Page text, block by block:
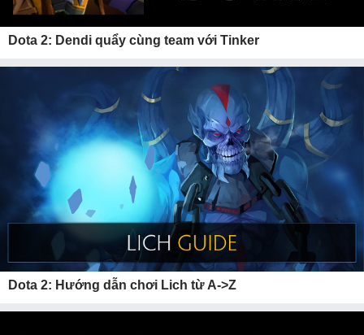
Dota 2: Dendi quẩy cùng team với Tinker
Dota 2: Hướng dẫn chơi Lich từ A->Z